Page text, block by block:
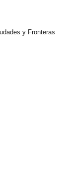
y Fronteras